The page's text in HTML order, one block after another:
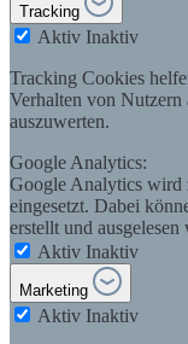
Tracking
Aktiv Inaktiv
Tracking Cookies
Verhalten von Nutzern
auszuwerten.
Google Analytics:
Google Analytics wird
eingesetzt. Dabei
erstellt und ausgelesen
Aktiv Inaktiv
Marketing
Aktiv Inaktiv